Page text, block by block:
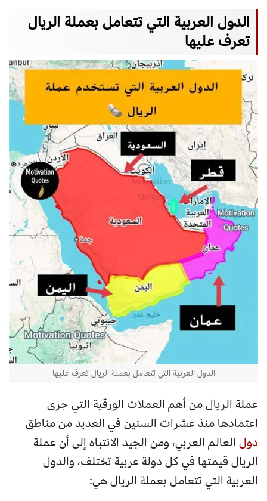
الدول العربية التي تتعامل بعملة الريال
تعرف عليها
الدول العربية التي تتعامل بعملة الريال تعرف عليها
عملة الريال من أهم العملات الورقية التي جرى
اعتمادها منذ عشرات السنين في العديد من مناطق
دول العالم العربي، ومن الجيد الانتباه إلى أن عملة
الريال قيمتها في كل دولة عربية تختلف، والدول
العربية التي تتعامل بعملة الريال هي: